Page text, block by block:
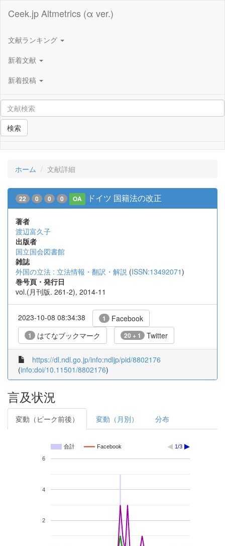
Ceek.jp Altmetrics (α ver.)
文献ランキング
新着文献
新着投稿
検索
ホーム 文献詳細
22 0 0 0 OA ドイツ 国籍法の改正
著者
渡辺富久子
出版者
国立国会図書館
雑誌
外国の立法 : 立法情報・翻訳・解説 (ISSN:13492071)
巻号頁・発行日
vol.(月刊版. 261-2), 2014-11
2023-10-08 08:34:38 1 Facebook
1 はてなブックマーク 20 + 1 Twitter
https://dl.ndl.go.jp/info:ndljp/pid/8802176
(info:doi/10.11501/8802176)
言及状況
変動（ピーク前後） 変動（月別） 分布
合計 Facebook 1/3
2
4
6